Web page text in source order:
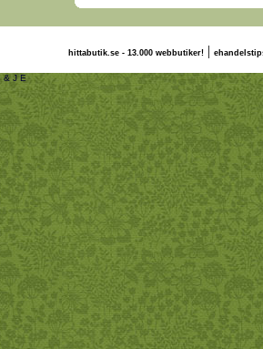
hittabutik.se - 13.000 webbutiker!|
nogg.se & J E